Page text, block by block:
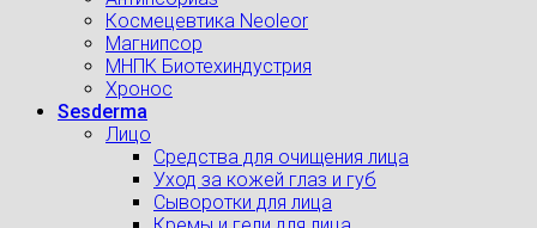
Космецевтика Neoleor
Магнипсор
МНПК Биотехиндустрия
Хронос
Sesderma
Лицо
Средства для очищения лица
Уход за кожей глаз и губ
Сыворотки для лица